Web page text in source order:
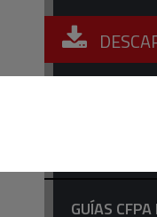
GUÍAS